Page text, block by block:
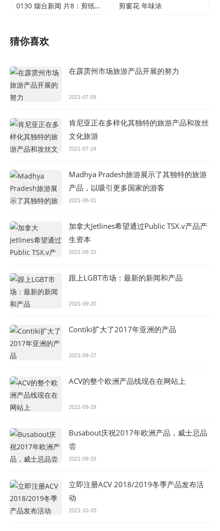
0130 烟台新闻 片8：剪纸传承 不止于传统 剪窗花 年味浓
猜你喜欢
在霹雳州市场旅游产品开展的努力
2021-07-09
肯尼亚正在多样化其独特的旅游产品和攻丝
文化旅游
2021-07-24
Madhya Pradesh旅游展示了其独特的旅游
产品，以吸引更多国家的游客
2021-08-31
加拿大Jetlines希望通过Public TSX.v产品产
生资本
2021-09-15
跟上LGBT市场：最新的新闻和产品
2021-09-20
Contiki扩大了2017年亚洲的产品
2021-09-27
ACV的整个欧洲产品线现在在网站上
2021-09-28
Busabout庆祝2017年欧洲产品，威士忌品
尝
2021-09-29
立即注册ACV 2018/2019冬季产品发布活
动
2021-10-20